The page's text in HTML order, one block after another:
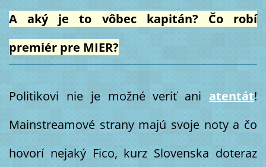
A aký je to vôbec kapitán? Čo robí
premiér pre MIER?
Politikovi nie je možné veriť aniatentát!
Mainstreamové strany majú svoje noty a čo
hovorí nejaký Fico, kurz Slovenska doteraz